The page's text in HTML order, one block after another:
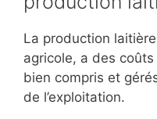
La production
agricole, a des
bien compris et
de l’exploitation.